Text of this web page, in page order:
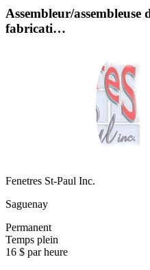
Assembleur/assembleuse
fabricati…
Fenetres St-Paul Inc.
Saguenay
Permanent
Temps plein
16 $ par heure